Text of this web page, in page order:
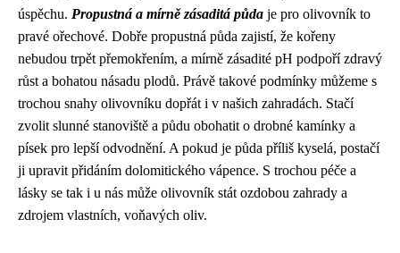
úspěchu. Propustná a mírně zásaditá půda je pro olivovník to
pravé ořechové. Dobře propustná půda zajistí, že kořeny
nebudou trpět přemokřením, a mírně zásadité pH podpoří zdravý
růst a bohatou násadu plodů. Právě takové podmínky můžeme s
trochou snahy olivovníku dopřát i v našich zahradách. Stačí
zvolit slunné stanoviště a půdu obohatit o drobné kamínky a
písek pro lepší odvodnění. A pokud je půda příliš kyselá, postačí
ji upravit přidáním dolomitického vápence. S trochou péče a
lásky se tak i u nás může olivovník stát ozdobou zahrady a
zdrojem vlastních, voňavých oliv.